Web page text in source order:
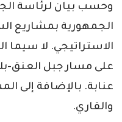
وحسب بيان لرئاسة
الجمهورية بمشاريع
الاستراتيجي. لا سيما
على مسار جبل العنق-
عنابة. بالإضافة إلى
والقاري.